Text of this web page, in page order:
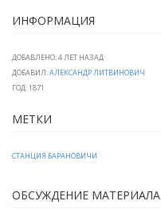
ИНФОРМАЦИЯ
ДОБАВЛЕНО: 4 ЛЕТ НАЗАД
ДОБАВИЛ:АЛЕКСАНДР ЛИТВИНОВИЧ
ГОД: 1871
МЕТКИ
СТАНЦИЯ БАРАНОВИЧИ
ОБСУЖДЕНИЕ МАТЕРИАЛА